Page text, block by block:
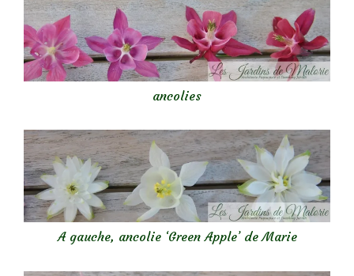
ancolies
A gauche, ancolie ‘Green Apple’ de Marie